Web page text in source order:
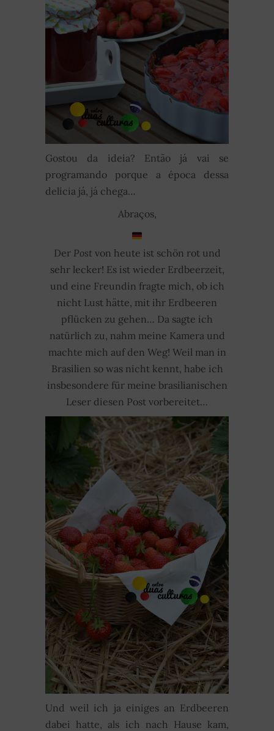
Gostou da ideia? Então já vai se
programando porque a época dessa
delícia já, já chega…
Abraços,
Der Post von heute ist schön rot und
sehr lecker! Es ist wieder Erdbeerzeit,
und eine Freundin fragte mich, ob ich
nicht Lust hätte, mit ihr Erdbeeren
pflücken zu gehen… Da sagte ich
natürlich zu, nahm meine Kamera und
machte mich auf den Weg! Weil man in
Brasilien so was nicht kennt, habe ich
insbesondere für meine brasilianischen
Leser diesen Post vorbereitet…
Und weil ich ja einiges an Erdbeeren
dabei hatte, als ich nach Hause kam,